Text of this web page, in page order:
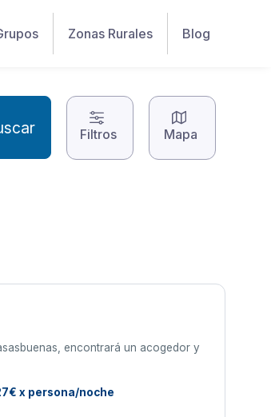
Zonas Rurales Blog
Filtros Mapa
encontrará un acogedor y
x persona/noche